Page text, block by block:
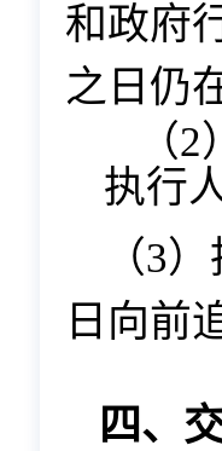
和政府
之日仍
（2
执行
（3
日向前
四、